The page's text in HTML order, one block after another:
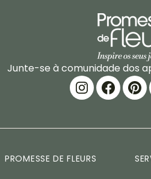
Junte-se à comunidade dos
PROMESSE DE FLEURS